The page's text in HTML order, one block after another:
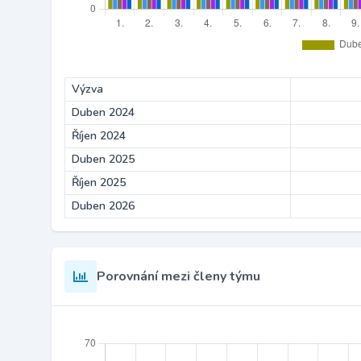
Výzva
Duben 2024
Říjen 2024
Duben 2025
Říjen 2025
Duben 2026
Porovnání mezi členy týmu